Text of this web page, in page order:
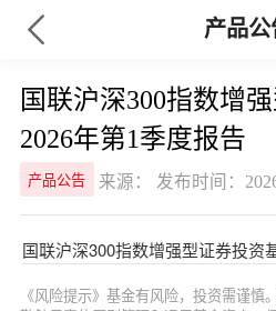
产品公
国联沪深300指数增
2026年第1季度报告
产品公告 来源： 发布时间：
国联沪深300指数增强型证券投资
《风险提示》基金有风险，投资需谨慎